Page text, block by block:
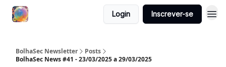
Login Inscrever-se
BolhaSec Newsletter
Posts
BolhaSec News #41 - 23/03/2025 a 29/03/2025